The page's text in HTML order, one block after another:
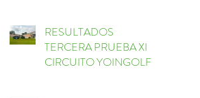
RESULTADOS
TERCERA PRUEBA XI
CIRCUITO YOINGOLF